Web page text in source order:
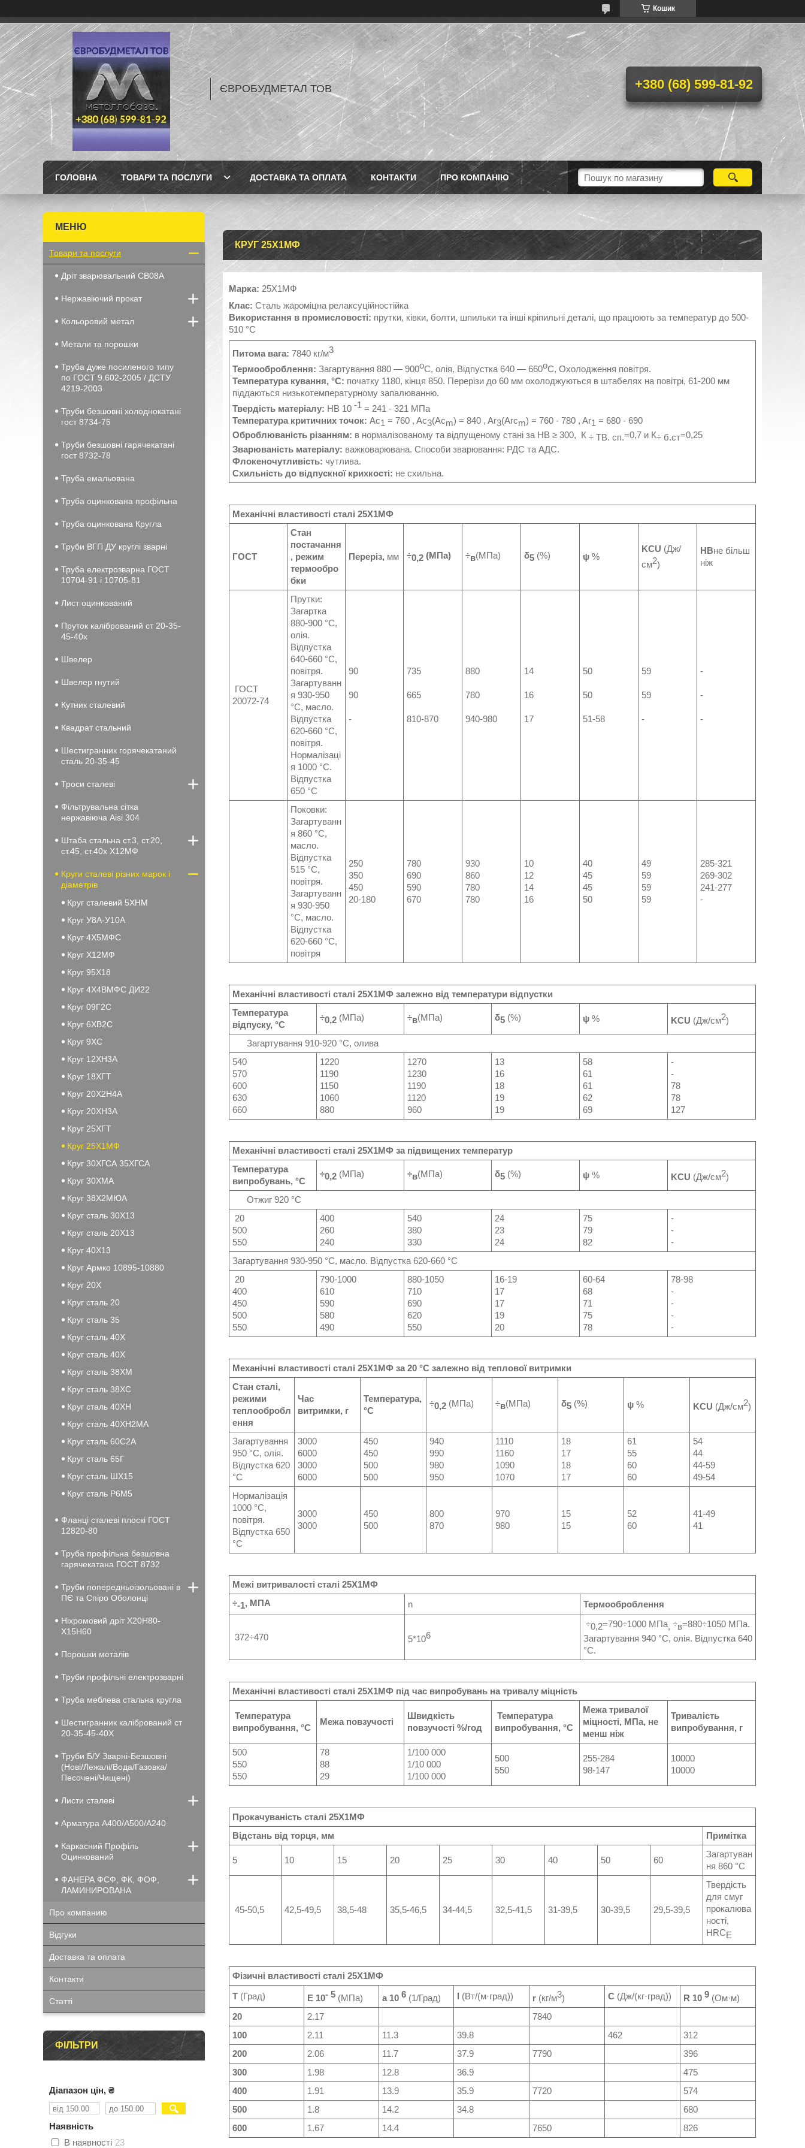
Кошик
ЄВРОБУДМЕТАЛ ТОВ +380 (68) 599-81-92
ГОЛОВНА ТОВАРИ ТА ПОСЛУГИ ДОСТАВКА ТА ОПЛАТА КОНТАКТИ ПРО КОМПАНІЮ
КРУГ 25Х1МФ
Марка: 25Х1МФ
Клас: Сталь жароміцна релаксуційностійка
Використання в промисловості: прутки, ківки, болти, шпильки та інші кріпильні деталі, що працюють за температур до 500-
510 °C
Питома вага: 7840 кг/м3
Термооброблення: Загартування 880 — 900oC, олія, Відпустка 640 — 660oC, Охолодження повітря.
Температура кування, °С: початку 1180, кінця 850. Перерізи до 60 мм охолоджуються в штабелях на повітрі, 61-200 мм
піддаються низькотемпературному запалюванню.
Твердість матеріалу: HB 10 -1 = 241 - 321 МПа
Температура критичних точок: Ac1 = 760 , Ac3(Acm) = 840 , Ar3(Arcm) = 760 - 780 , Ar1 = 680 - 690
Оброблюваність різанням: в нормалізованому та відпущеному стані за HB ≥ 300, К ÷ ТВ. сп.=0,7 и К÷ б.ст=0,25
Зварюваність матеріалу: важковарювана. Способи зварювання: РДС та АДС.
Флокеночутливість: чутлива.
Схильність до відпускної крихкості: не схильна.
Механічні властивості сталі 25Х1МФ
ГОСТ
Стан
постачання
, режим
термообро
бки
Переріз, мм ÷0,2 (МПа) ÷в(МПа) δ5 (%) ψ %
KCU (Дж/
см2)
НВне більш
ніж
ГОСТ
20072-74
Прутки:
Загартка
880-900 °C,
олія.
Відпустка
640-660 °C,
повітря.
Загартуванн
я 930-950
°C, масло.
Відпустка
620-660 °C,
повітря.
Нормалізаці
я 1000 °C.
Відпустка
650 °C
90
90
-
735
665
810-870
880
780
940-980
14
16
17
50
50
51-58
59
59
-
-
-
-
Поковки:
Загартуванн
я 860 °C,
масло.
Відпустка
515 °C,
повітря.
Загартуванн
я 930-950
°C, масло.
Відпустка
620-660 °C,
повітря
250
350
450
20-180
780
690
590
670
930
860
780
780
10
12
14
16
40
45
45
50
49
59
59
59
285-321
269-302
241-277
-
Механічні властивості сталі 25Х1МФ залежно від температури відпустки
Температура
відпуску, °C
÷0,2 (МПа) ÷в(МПа) δ5 (%) ψ % KCU (Дж/см2)
Загартування 910-920 °C, олива
540
570
600
630
660
1220
1190
1150
1060
880
1270
1230
1190
1120
960
13
16
18
19
19
58
61
61
62
69
-
-
78
78
127
Механічні властивості сталі 25Х1МФ за підвищених температур
Температура
випробувань, °С
÷0,2 (МПа) ÷в(МПа) δ5 (%) ψ % KCU (Дж/см2)
Отжиг 920 °С
20
500
550
400
260
240
540
380
330
24
23
24
75
79
82
-
-
-
Загартування 930-950 °C, масло. Відпустка 620-660 °С
20
400
450
500
550
790-1000
610
590
580
490
880-1050
710
690
620
550
16-19
17
17
19
20
60-64
68
71
75
78
78-98
-
-
-
-
Механічні властивості сталі 25Х1МФ за 20 °C залежно від теплової витримки
Стан сталі,
режими
теплообробл
ення
Час
витримки, г
Температура,
°С
÷0,2 (МПа) ÷в(МПа) δ5 (%) ψ % KCU (Дж/см2)
Загартування
950 °C, олія.
Відпустка 620
°C
3000
6000
3000
6000
450
450
500
500
940
990
980
950
1110
1160
1090
1070
18
17
18
17
61
55
60
60
54
44
44-59
49-54
Нормалізація
1000 °C,
повітря.
Відпустка 650
°C
3000
3000
450
500
800
870
970
980
15
15
52
60
41-49
41
Межі витривалості сталі 25Х1МФ
÷-1, МПА n Термооброблення
372÷470 5*106
÷0,2=790÷1000 МПа, ÷в=880÷1050 МПа.
Загартування 940 °C, олія. Відпустка 640
°C.
Механічні властивості сталі 25Х1МФ під час випробувань на тривалу міцність
Температура
випробування, °С
Межа повзучості
Швидкість
повзучості %/год
Температура
випробування, °С
Межа тривалої
міцності, МПа, не
менш ніж
Тривалість
випробування, г
500
550
550
78
88
29
1/100 000
1/10 000
1/100 000
500
550
255-284
98-147
10000
10000
Прокачуваність сталі 25Х1МФ
Відстань від торця, мм
Примітка
5 10 15 20 25 30 40 50 60
Загартуван
ня 860 °C
45-50,5 42,5-49,5 38,5-48 35,5-46,5 34-44,5 32,5-41,5 31-39,5 30-39,5 29,5-39,5
Твердість
для смуг
прокалюва
ності,
HRCЕ
Фізичні властивості сталі 25Х1МФ
T (Град) E 10- 5 (МПа) a 10 6 (1/Град) l (Вт/(м·град)) r (кг/м3) C (Дж/(кг·град)) R 10 9 (Ом·м)
20
2.17
7840
100
2.11 11.3 39.8 462
312
200
2.06 11.7 37.9 7790
396
300
1.98 12.8 36.9
475
400
1.91 13.9 35.9 7720
574
500
1.8 14.2 34.8
680
600
1.67 14.4 7650 826
Товари та послуги
Дріт зварювальний СВ08А
Нержавіючий прокат
Кольоровий метал
Метали та порошки
Труба дуже посиленого типу
по ГОСТ 9.602-2005 / ДСТУ
4219-2003
Труби безшовні холоднокатані
гост 8734-75
Труби безшовні гарячекатані
гост 8732-78
Труба емальована
Труба оцинкована профільна
Труба оцинкована Кругла
Труби ВГП ДУ круглі зварні
Труба електрозварна ГОСТ
10704-91 і 10705-81
Лист оцинкований
Пруток калібрований ст 20-35-
45-40х
Швелер
Швелер гнутий
Кутник сталевий
Квадрат стальний
Шестигранник горячекатаний
сталь 20-35-45
Троси сталеві
Фільтрувальна сітка
нержавіюча Aisi 304
Штаба стальна ст.3, ст.20,
ст.45, ст.40х Х12МФ
Круги сталеві різних марок і
діаметрів
Круг сталевий 5ХНМ
Круг У8А-У10А
Круг 4Х5МФС
Круг Х12МФ
Круг 95Х18
Круг 4Х4ВМФС ДИ22
Круг 09Г2С
Круг 6ХВ2С
Круг 9ХС
Круг 12ХН3А
Круг 18ХГТ
Круг 20Х2Н4А
Круг 20ХН3А
Круг 25ХГТ
Круг 25Х1МФ
Круг 30ХГСА 35ХГСА
Круг 30ХМА
Круг 38Х2МЮА
Круг сталь 30Х13
Круг сталь 20Х13
Круг 40Х13
Круг Армко 10895-10880
Круг 20Х
Круг сталь 20
Круг сталь 35
Круг сталь 40Х
Круг сталь 40Х
Круг сталь 38ХМ
Круг сталь 38ХС
Круг сталь 40ХН
Круг сталь 40ХН2МА
Круг сталь 60С2А
Круг сталь 65Г
Круг сталь ШХ15
Круг сталь Р6М5
Фланці сталеві плоскі ГОСТ
12820-80
Труба профільна безшовна
гарячекатана ГОСТ 8732
Труби попередньоізольовані в
ПЄ та Спіро Оболонці
Ніхромовий дріт Х20Н80-
Х15Н60
Порошки металів
Труби профільні електрозварні
Труба меблева стальна кругла
Шестигранник калібрований ст
20-35-45-40Х
Труби Б/У Зварні-Безшовні
(Нові/Лежалі/Вода/Газовка/
Песочені/Чищені)
Листи сталеві
Арматура А400/А500/А240
Каркасний Профіль
Оцинкований
ФАНЕРА ФСФ, ФК, ФОФ,
ЛАМИНИРОВАНА
Про компанию
Відгуки
Доставка та оплата
Контакти
Статті
ФІЛЬТРИ
Діапазон цін, ₴
Наявність
В наявності 23